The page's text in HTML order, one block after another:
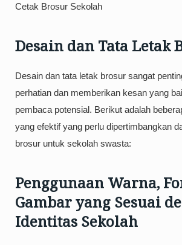
Cetak Brosur Sekolah
Desain dan Tata Letak
Desain dan tata letak brosur sangat
perhatian dan memberikan kesan yang
pembaca potensial. Berikut adalah
yang efektif yang perlu dipertimbangkan
brosur untuk sekolah swasta:
Penggunaan Warna,
Gambar yang Sesuai
Identitas Sekolah